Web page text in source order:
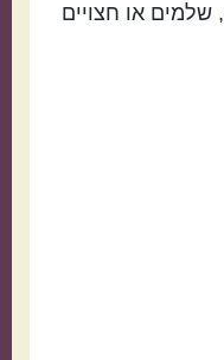
שלמים או חצויים